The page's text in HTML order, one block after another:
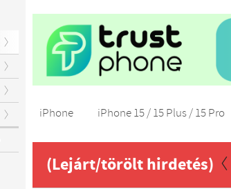
iPhone iPhone 15 / 15 Plus / 15 Pro
(Lejárt/törölt hirdetés)